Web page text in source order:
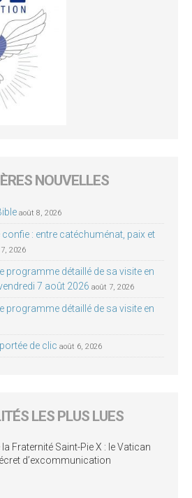
NOUVELLES
août 8, 2026
: entre catéchuménat, paix et
2026
programme détaillé de sa visite en
7 août 2026 août 7, 2026
programme détaillé de sa visite en
de clic août 6, 2026
LES PLUS LUES
Fraternité Saint-Pie X : le Vatican
d’excommunication